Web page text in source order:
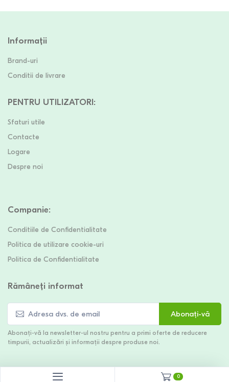
Informații
Brand-uri
Conditii de livrare
PENTRU UTILIZATORI:
Sfaturi utile
Contacte
Logare
Despre noi
Companie:
Conditiile de Confidentialitate
Politica de utilizare cookie-uri
Politica de Confidentialitate
Rămâneți informat
Abonați-vă
Abonați-vă la newsletter-ul nostru pentru a primi oferte de reducere
timpurii, actualizări și informații despre produse noi.
0